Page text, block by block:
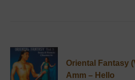
Oriental Fantasy
Amm – Hello